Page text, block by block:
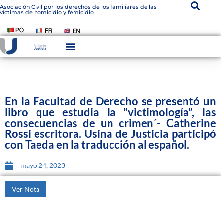
Asociación Civil por los derechos de los familiares de las
víctimas de homicidio y femicidio
En la Facultad de Derecho se presentó un
libro que estudia la “victimología”, las
consecuencias de un crimen´- Catherine
Rossi escritora. Usina de Justicia participó
con Taeda en la traducción al español.
mayo 24, 2023
Ver Nota